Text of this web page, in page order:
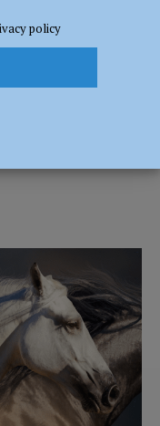
al 28 maggio. Doardo:
Cavallo
policy